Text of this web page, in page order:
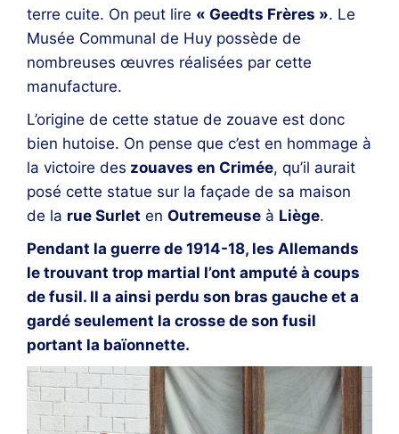
terre cuite. On peut lire « Geedts Frères ». Le
Musée Communal de Huy possède de
nombreuses œuvres réalisées par cette
manufacture.
L’origine de cette statue de zouave est donc
bien hutoise. On pense que c’est en hommage à
la victoire des zouaves en Crimée, qu’il aurait
posé cette statue sur la façade de sa maison
de la rue Surlet en Outremeuse à Liège.
Pendant la guerre de 1914-18, les Allemands
le trouvant trop martial l’ont amputé à coups
de fusil. Il a ainsi perdu son bras gauche et a
gardé seulement la crosse de son fusil
portant la baïonnette.